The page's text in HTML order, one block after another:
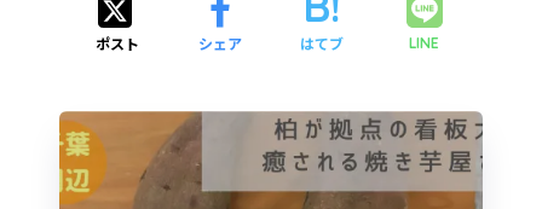
ポスト シェア はてブ LINE